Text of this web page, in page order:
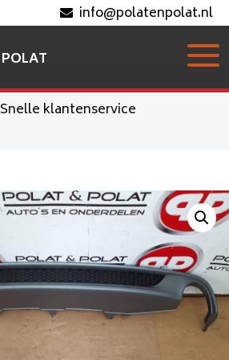
info@polatenpolat.nl
POLAT
Snelle klantenservice